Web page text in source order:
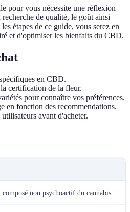
pour vous nécessite une réflexion
de qualité, le goût ainsi
étapes de ce guide, vous serez en
et d'optimiser les bienfaits du CBD.
en CBD.
certification de la fleur.
pour connaître vos préférences.
en fonction des recommendations.
avant d'acheter.
non psychoactif du cannabis.